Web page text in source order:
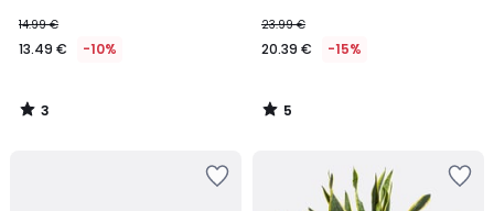
14.99 €
13.49 € -10%
3
/
23.99 €
20.39 € -15%
5
/